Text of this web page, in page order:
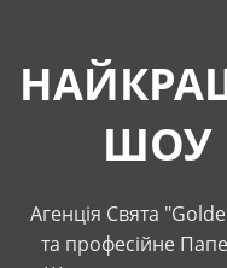
ШОУ
Агенція Свята
та професійне